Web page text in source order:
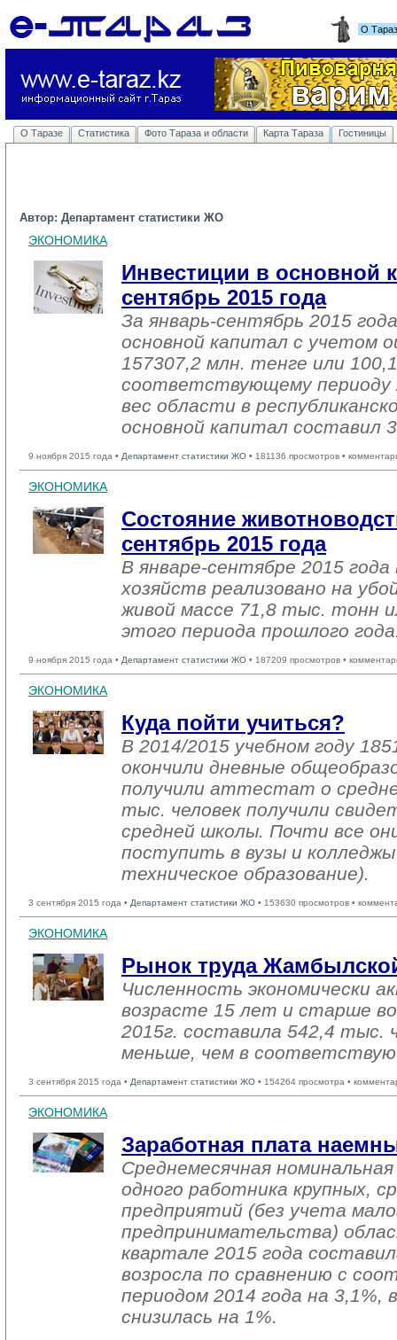
О
О Таразе Статистика Фото Тараза и области Карта Тараза Гостиницы
Автор: Департамент статистики ЖО
ЭКОНОМИКА
Инвестиции в основной
сентябрь 2015 года
За январь-сентябрь 2015
основной капитал с учетом
157307,2 млн. тенге или
соответствующему периоду
вес области в
основной капитал составил
9 ноября 2015 года • Департамент статистики ЖО • 181136 просмотров •
ЭКОНОМИКА
Состояние
сентябрь 2015 года
В январе-сентябре 2015 года
хозяйств реализовано на
живой массе 71,8 тыс. тонн
этого периода прошлого
9 ноября 2015 года • Департамент статистики ЖО • 187209 просмотров •
ЭКОНОМИКА
Куда пойти учиться?
В 2014/2015 учебном году
окончили дневные
получили аттестат о
тыс. человек получили
средней школы. Почти все
поступить в вузы и
техническое образование).
3 сентября 2015 года • Департамент статистики ЖО • 153630 просмотров •
ЭКОНОМИКА
Рынок труда
Численность экономически
возрасте 15 лет и старше
2015г. составила 542,4 тыс.
меньше, чем в
3 сентября 2015 года • Департамент статистики ЖО • 154264 просмотра •
ЭКОНОМИКА
Заработная плата
Среднемесячная
одного работника крупных,
предприятий (без учета
предпринимательства)
квартале 2015 года
возросла по сравнению с
периодом 2014 года на 3,1%,
снизилась на 1%.